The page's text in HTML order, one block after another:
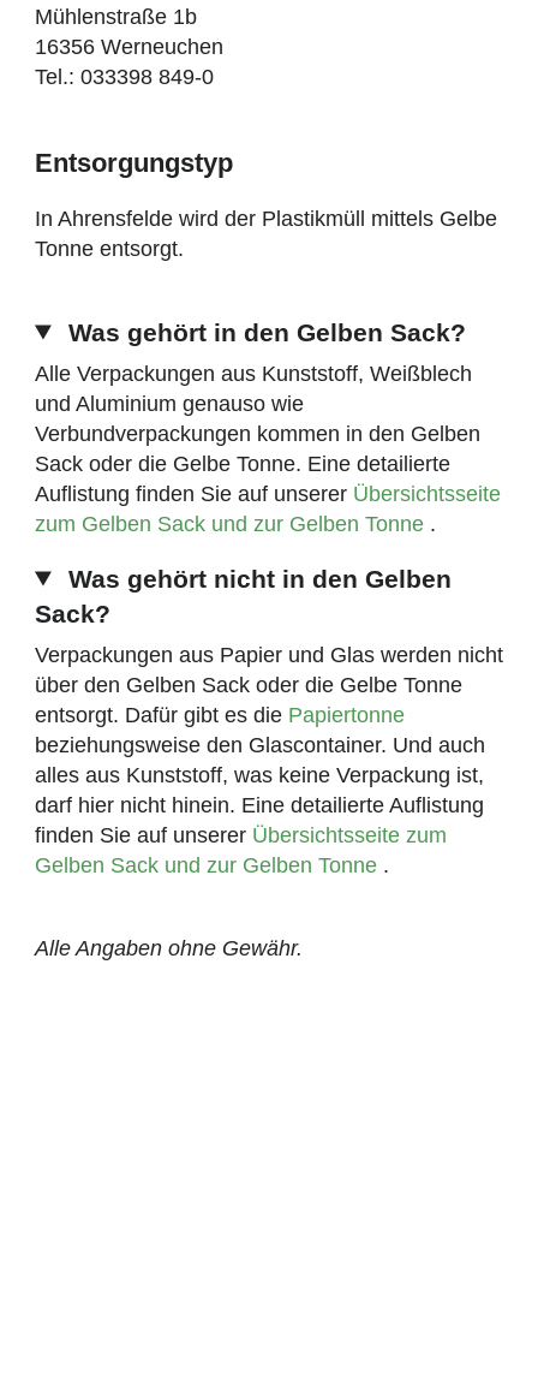
Mühlenstraße 1b
16356 Werneuchen
Tel.: 033398 849-0
Entsorgungstyp
In Ahrensfelde wird der Plastikmüll mittels Gelbe
Tonne entsorgt.
Was gehört in den Gelben Sack?
Alle Verpackungen aus Kunststoff, Weißblech
und Aluminium genauso wie
Verbundverpackungen kommen in den Gelben
Sack oder die Gelbe Tonne. Eine detailierte
Auflistung finden Sie auf unserer Übersichtsseite
zum Gelben Sack und zur Gelben Tonne .
Was gehört nicht in den Gelben
Sack?
Verpackungen aus Papier und Glas werden nicht
über den Gelben Sack oder die Gelbe Tonne
entsorgt. Dafür gibt es die Papiertonne
beziehungsweise den Glascontainer. Und auch
alles aus Kunststoff, was keine Verpackung ist,
darf hier nicht hinein. Eine detailierte Auflistung
finden Sie auf unserer Übersichtsseite zum
Gelben Sack und zur Gelben Tonne .
Alle Angaben ohne Gewähr.